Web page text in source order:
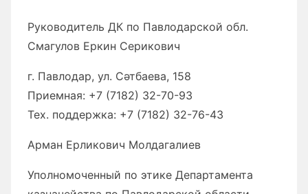
Руководитель ДК по Павлодарской обл.
Смагулов Еркин Серикович
г. Павлодар, ул. Сәтбаева, 158
Приемная: +7 (7182) 32-70-93
Тех. поддержка: +7 (7182) 32-76-43
Арман Ерликович Молдагалиев
Уполномоченный по этике Департамента